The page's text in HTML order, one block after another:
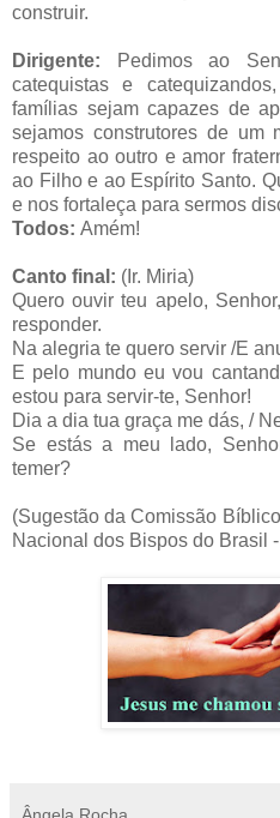
construir.
Dirigente:
Pedimos ao
catequistas e
famílias sejam capazes de
sejamos construtores de um
respeito ao outro e amor
ao Filho e ao Espírito Santo.
e nos fortaleça para sermos
Todos: Amém!
Canto final: (Ir. Miria)
Quero ouvir teu apelo,
responder.
Na alegria te quero servir /E
E pelo mundo eu vou
estou para servir-te, Senhor!
Dia a dia tua graça me dás, /
Se estás a meu lado,
temer?
(Sugestão da Comissão
Nacional dos Bispos do Brasil